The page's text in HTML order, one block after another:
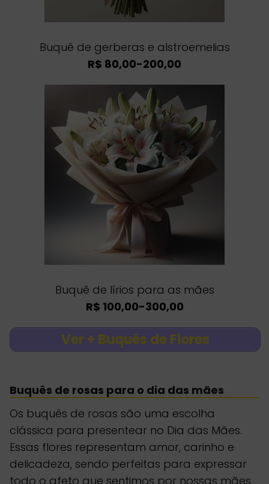
Buquê de gerberas e alstroemelias
R$ 80,00-200,00
Buquê de lírios para as mães
R$ 100,00-300,00
Ver + Buquês de Flores
Buquês de rosas para o dia das mães
Os buquês de rosas são uma escolha
clássica para presentear no Dia das Mães.
Essas flores representam amor, carinho e
delicadeza, sendo perfeitas para expressar
todo o afeto que sentimos por nossas mães.